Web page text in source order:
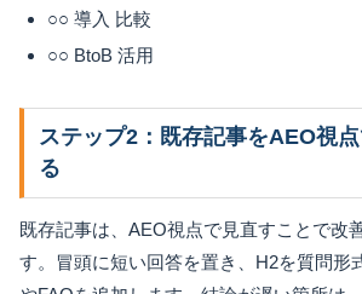
○○ 導入 比較
○○ BtoB 活用
ステップ2：既存記事をAEO視
る
既存記事は、AEO視点で見直すことで改
す。冒頭に短い回答を置き、H2を質問形